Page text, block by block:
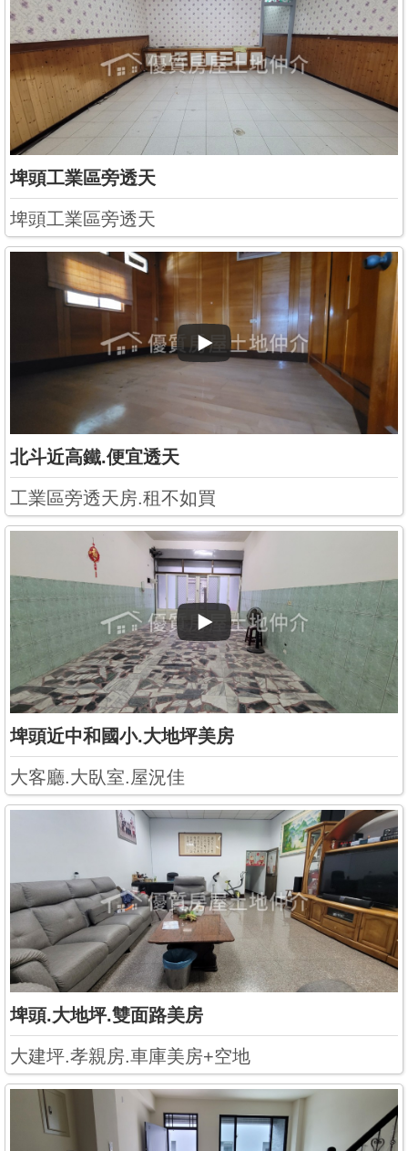
埤頭工業區旁透天
埤頭工業區旁透天
北斗近高鐵.便宜透天
工業區旁透天房.租不如買
埤頭近中和國小.大地坪美房
大客廳.大臥室.屋況佳
埤頭.大地坪.雙面路美房
大建坪.孝親房.車庫美房+空地